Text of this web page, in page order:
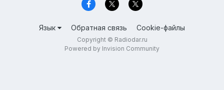
Язык Обратная связь Cookie-файлы
Copyright © Radiodar.ru
Powered by Invision Community